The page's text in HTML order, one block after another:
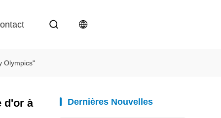
Olympics"
d'or à
Dernières Nouvelles